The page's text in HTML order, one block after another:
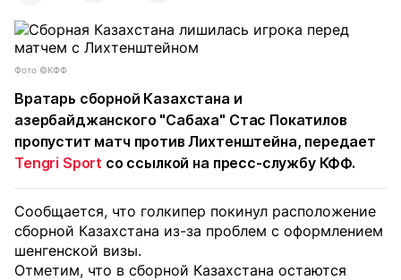
Фото ©КФФ
Вратарь сборной Казахстана и
азербайджанского "Сабаха" Стас Покатилов
пропустит матч против Лихтенштейна, передает
Tengri Sport со ссылкой на пресс-службу КФФ.
Сообщается, что голкипер покинул расположение
сборной Казахстана из-за проблем с оформлением
шенгенской визы.
Отметим, что в сборной Казахстана остаются